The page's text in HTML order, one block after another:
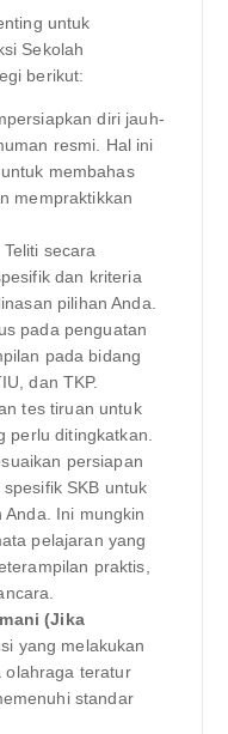
untuk
Sekolah
berikut:
diri jauh-
resmi. Hal ini
membahas
mempraktikkan
Teliti secara
dan kriteria
pilihan Anda.
pada penguatan
pada bidang
dan TKP.
tes tiruan untuk
perlu ditingkatkan.
persiapan
SKB untuk
Anda. Ini mungkin
pelajaran yang
praktis,
(Jika
yang melakukan
olahraga teratur
standar